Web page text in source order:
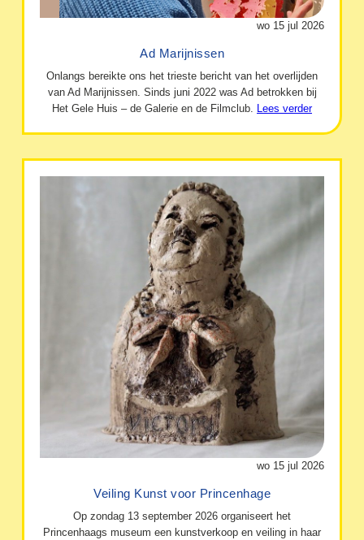
wo 15 jul 2026
Ad Marijnissen
Onlangs bereikte ons het trieste bericht van het overlijden
van Ad Marijnissen. Sinds juni 2022 was Ad betrokken bij
Het Gele Huis – de Galerie en de Filmclub. Lees verder
wo 15 jul 2026
Veiling Kunst voor Princenhage
Op zondag 13 september 2026 organiseert het
Princenhaags museum een kunstverkoop en veiling in haar